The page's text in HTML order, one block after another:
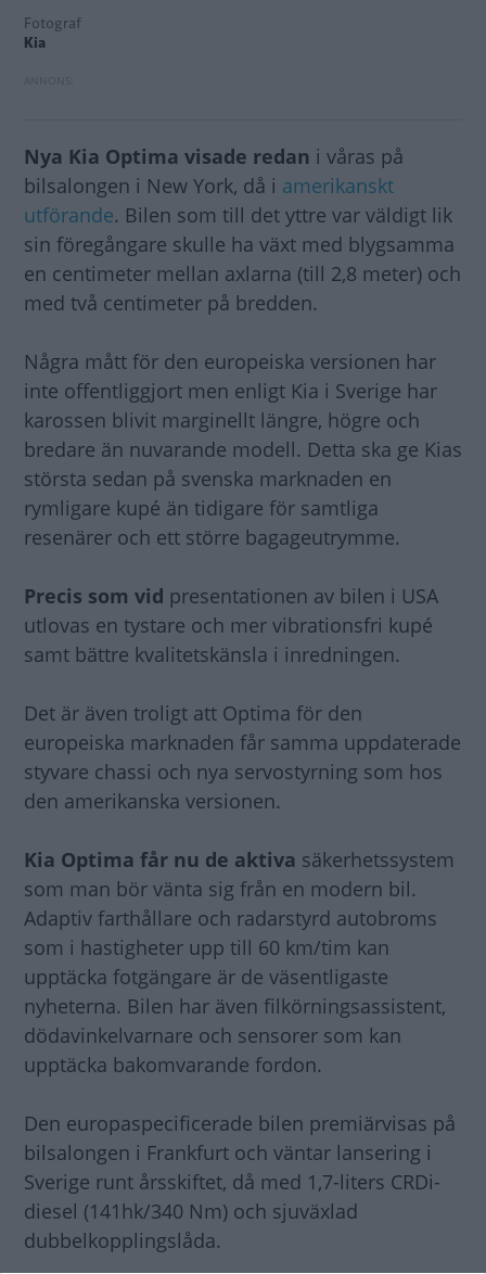
Fotograf
Kia
Nya Kia Optima visade redan i våras på
bilsalongen i New York, då i amerikanskt
utförande. Bilen som till det yttre var väldigt lik
sin föregångare skulle ha växt med blygsamma
en centimeter mellan axlarna (till 2,8 meter) och
med två centimeter på bredden.
Några mått för den europeiska versionen har
inte offentliggjort men enligt Kia i Sverige har
karossen blivit marginellt längre, högre och
bredare än nuvarande modell. Detta ska ge Kias
största sedan på svenska marknaden en
rymligare kupé än tidigare för samtliga
resenärer och ett större bagageutrymme.
Precis som vid presentationen av bilen i USA
utlovas en tystare och mer vibrationsfri kupé
samt bättre kvalitetskänsla i inredningen.
Det är även troligt att Optima för den
europeiska marknaden får samma uppdaterade
styvare chassi och nya servostyrning som hos
den amerikanska versionen.
Kia Optima får nu de aktiva säkerhetssystem
som man bör vänta sig från en modern bil.
Adaptiv farthållare och radarstyrd autobroms
som i hastigheter upp till 60 km/tim kan
upptäcka fotgängare är de väsentligaste
nyheterna. Bilen har även filkörningsassistent,
dödavinkelvarnare och sensorer som kan
upptäcka bakomvarande fordon.
Den europaspecificerade bilen premiärvisas på
bilsalongen i Frankfurt och väntar lansering i
Sverige runt årsskiftet, då med 1,7-liters CRDi-
diesel (141hk/340 Nm) och sjuväxlad
dubbelkopplingslåda.